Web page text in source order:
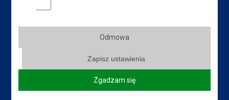
+48 65 525 01 09
Tel. rekrutacja: +48 65 525 01 12
E-mail Instytut:sekretariat-ipo@ansleszno.pl
Odmowa
Zapisz ustawienia
Zgadzam się